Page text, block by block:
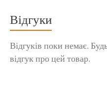
Відгуки
Відгуків поки немає.
відгук про цей товар.